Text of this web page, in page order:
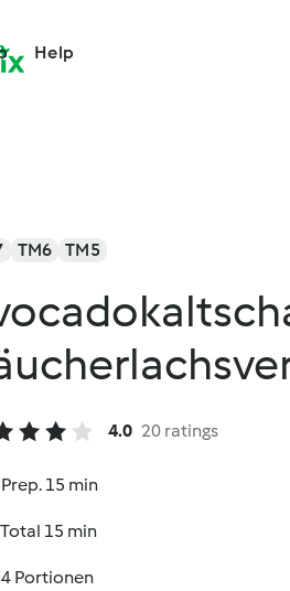
Help
TM6 TM5
4.0 20 ratings
Prep. 15 min
Total 15 min
4 Portionen